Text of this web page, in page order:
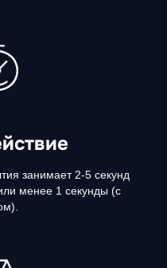
занимает 2-5 секунд
менее 1 секунды (с